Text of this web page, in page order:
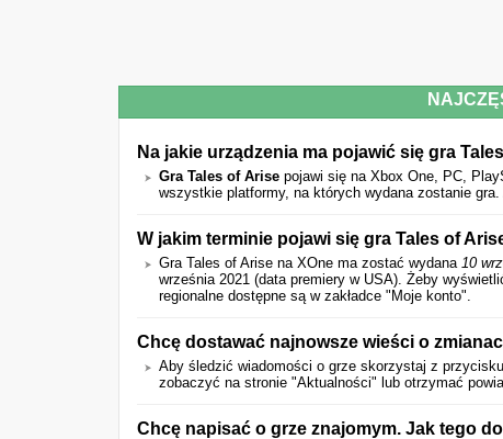
Na jakie urządzenia ma pojawić się gra
Gra Tales of Arise pojawi się na Xbox One, PC,
wszystkie platformy, na których wydana zostanie
W jakim terminie pojawi się gra Tales of
Gra Tales of Arise na XOne ma zostać wydana 10
września 2021 (data premiery w USA). Żeby
regionalne dostępne są w zakładce "Moje konto".
Chcę dostawać najnowsze wieści o
Aby śledzić wiadomości o grze skorzystaj z
zobaczyć na stronie "Aktualności" lub otrzymać
Chcę napisać o grze znajomym. Jak tego